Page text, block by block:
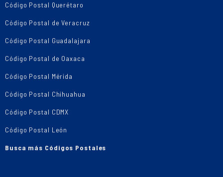
Código Postal Querétaro
Código Postal de Veracruz
Código Postal Guadalajara
Código Postal de Oaxaca
Código Postal Mérida
Código Postal Chihuahua
Código Postal CDMX
Código Postal León
Busca más Códigos Postales